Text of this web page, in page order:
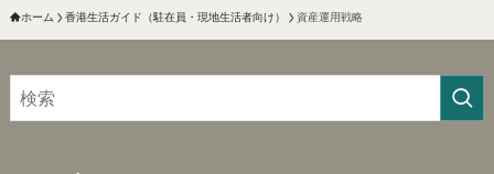
ホーム 香港生活ガイド（駐在員・現地生活者向け） 資産運用戦略